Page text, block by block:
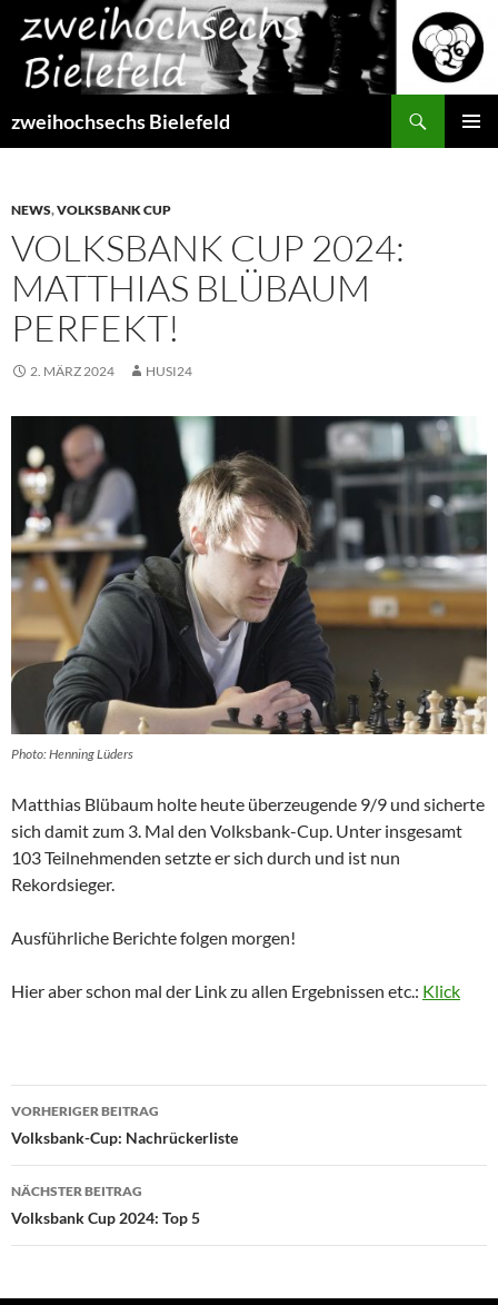
Inhalt
springen
zweihochsechs Bielefeld
NEWS,VOLKSBANK CUP
VOLKSBANK CUP 2024:
MATTHIAS BLÜBAUM
PERFEKT!
2. MÄRZ 2024 HUSI24
Photo: Henning Lüders
Matthias Blübaum holte heute überzeugende 9/9 und sicherte
sich damit zum 3. Mal den Volksbank-Cup. Unter insgesamt
103 Teilnehmenden setzte er sich durch und ist nun
Rekordsieger.
Ausführliche Berichte folgen morgen!
Hier aber schon mal der Link zu allen Ergebnissen etc.: Klick
Beitragsnavigation
VORHERIGER BEITRAG
Volksbank-Cup: Nachrückerliste
NÄCHSTER BEITRAG
Volksbank Cup 2024: Top 5